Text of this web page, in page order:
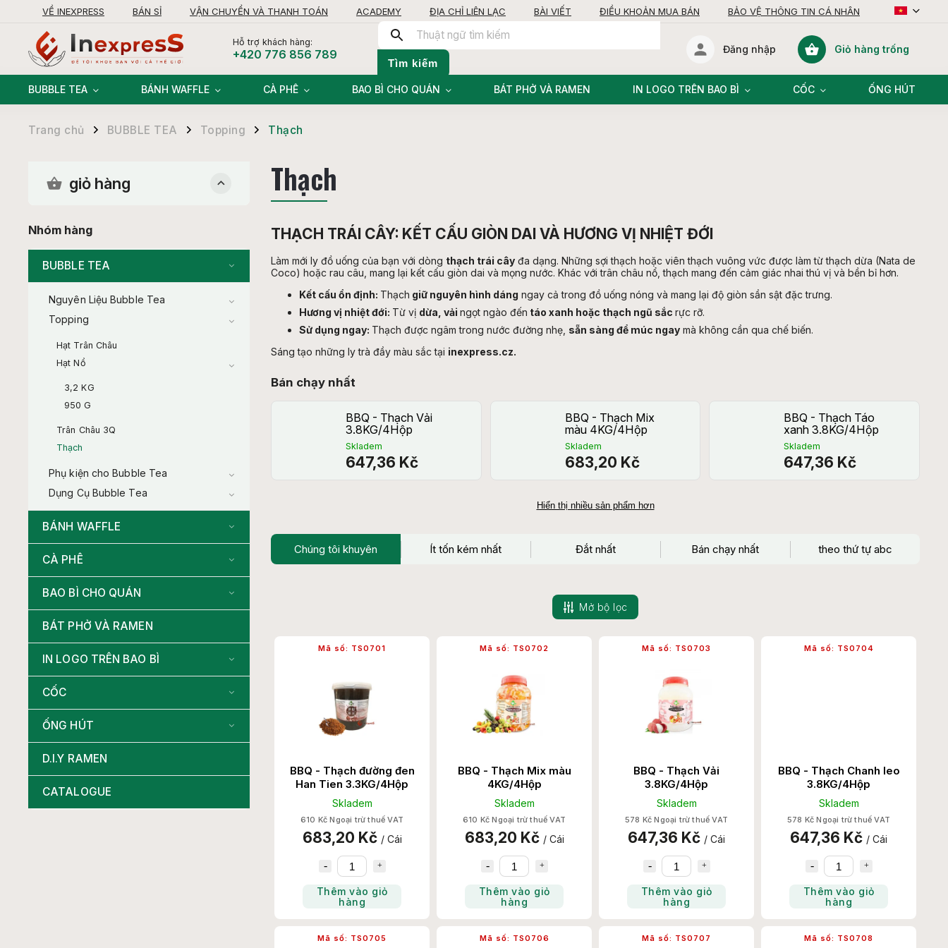
VỀ INEXPRESS BÁN SỈ VẬN CHUYỂN VÀ THANH TOÁN ACADEMY ĐỊA CHỈ LIÊN LẠC BÀI VIẾT ĐIỀU KHOẢN MUA BÁN
BẢO VỆ THÔNG TIN CÁ NHÂN
Hỗ trợ khách hàng:
+420 776 856 789
Tìm kiếm
giỏ
Giỏ hàng trống
Đăng nhập
BUBBLE TEA BÁNH WAFFLE CÀ PHÊ BAO BÌ CHO QUÁN BÁT PHỞ VÀ RAMEN IN LOGO TRÊN BAO BÌ CỐC ỐNG HÚT
Trang chủ / BUBBLE TEA / Topping / Thạch
giỏ hàng
Nhóm hàng
BUBBLE TEA
Nguyên Liệu Bubble Tea
Topping
Hạt Trân Châu
Hạt Nổ
3,2 KG
950 G
Trân Châu 3Q
Thạch
Phụ kiện cho Bubble Tea
Dụng Cụ Bubble Tea
BÁNH WAFFLE
CÀ PHÊ
BAO BÌ CHO QUÁN
BÁT PHỞ VÀ RAMEN
IN LOGO TRÊN BAO BÌ
CỐC
ỐNG HÚT
D.I.Y RAMEN
CATALOGUE
Thạch
THẠCH TRÁI CÂY: KẾT CẤU GIÒN DAI VÀ HƯƠNG VỊ NHIỆT ĐỚI
Làm mới ly đồ uống của bạn với dòng thạch trái cây đa dạng. Những sợi thạch hoặc viên thạch vuông vức được làm từ thạch dừa (Nata de
Coco) hoặc rau câu, mang lại kết cấu giòn dai và mọng nước. Khác với trân châu nổ, thạch mang đến cảm giác nhai thú vị và bền bỉ hơn.
Kết cấu ổn định: Thạch giữ nguyên hình dáng ngay cả trong đồ uống nóng và mang lại độ giòn sần sật đặc trưng.
Hương vị nhiệt đới: Từ vị dừa, vải ngọt ngào đến táo xanh hoặc thạch ngũ sắc rực rỡ.
Sử dụng ngay: Thạch được ngâm trong nước đường nhẹ, sẵn sàng để múc ngay mà không cần qua chế biến.
Sáng tạo những ly trà đầy màu sắc tại inexpress.cz.
Bán chạy nhất
BBQ - Thạch Vải
3.8KG/4Hộp
Skladem
647,36 Kč
BBQ - Thạch Mix
màu 4KG/4Hộp
Skladem
683,20 Kč
BBQ - Thạch Táo
xanh 3.8KG/4Hộp
Skladem
647,36 Kč
Hiển thị nhiều sản phẩm hơn
Chúng tôi khuyên Ít tốn kém nhất Đắt nhất Bán chạy nhất theo thứ tự abc
Mở bộ lọc
BBQ - Thạch đường đen
Han Tien 3.3KG/4Hộp
Skladem
610 Kč Ngoại trừ thuế VAT
683,20 Kč / Cái
Thêm vào giỏ
hàng
Mã số: TS0701
BBQ - Thạch Mix màu
4KG/4Hộp
Skladem
610 Kč Ngoại trừ thuế VAT
683,20 Kč / Cái
Thêm vào giỏ
hàng
Mã số: TS0702
BBQ - Thạch Vải
3.8KG/4Hộp
Skladem
578 Kč Ngoại trừ thuế VAT
647,36 Kč / Cái
Thêm vào giỏ
hàng
Mã số: TS0703
BBQ - Thạch Chanh leo
3.8KG/4Hộp
Skladem
578 Kč Ngoại trừ thuế VAT
647,36 Kč / Cái
Thêm vào giỏ
hàng
Mã số: TS0704
Mã số: TS0705 Mã số: TS0706 Mã số: TS0707 Mã số: TS0708